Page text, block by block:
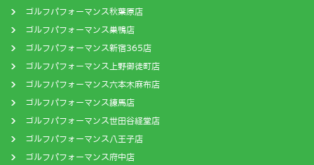
ゴルフパフォーマンス秋葉原店
ゴルフパフォーマンス巣鴨店
ゴルフパフォーマンス新宿365店
ゴルフパフォーマンス上野御徒町店
ゴルフパフォーマンス六本木麻布店
ゴルフパフォーマンス練馬店
ゴルフパフォーマンス世田谷経堂店
ゴルフパフォーマンス八王子店
ゴルフパフォーマンス府中店